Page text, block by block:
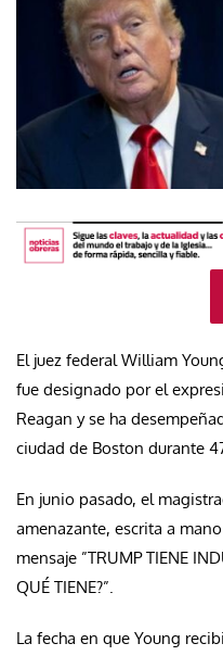
El juez federal William
fue designado por el
Reagan y se ha
ciudad de Boston durante
En junio pasado, el
amenazante, escrita a
mensaje ”TRUMP TIENE
QUÉ TIENE?”.
La fecha en que Young